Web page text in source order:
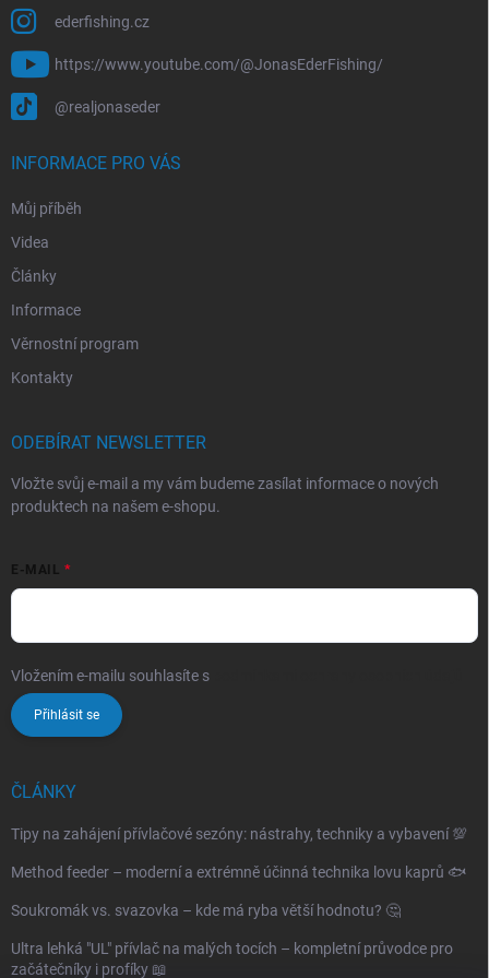
ederfishing.cz
https://www.youtube.com/@JonasEderFishing/
@realjonaseder
INFORMACE PRO VÁS
Můj příběh
Videa
Články
Informace
Věrnostní program
Kontakty
ODEBÍRAT NEWSLETTER
Vložte svůj e-mail a my vám budeme zasílat informace o nových
produktech na našem e-shopu.
E-MAIL
Vložením e-mailu souhlasíte s
Přihlásit se
ČLÁNKY
Tipy na zahájení přívlačové sezóny: nástrahy, techniky a vybavení 💯
Method feeder – moderní a extrémně účinná technika lovu kaprů 🐟
Soukromák vs. svazovka – kde má ryba větší hodnotu? 🤔
Ultra lehká "UL" přívlač na malých tocích – kompletní průvodce pro
začátečníky i profíky 📖